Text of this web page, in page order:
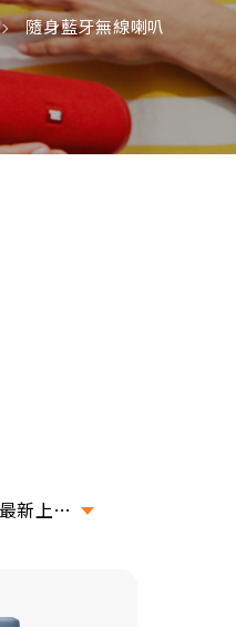
隨身藍牙無線喇叭
上架排序